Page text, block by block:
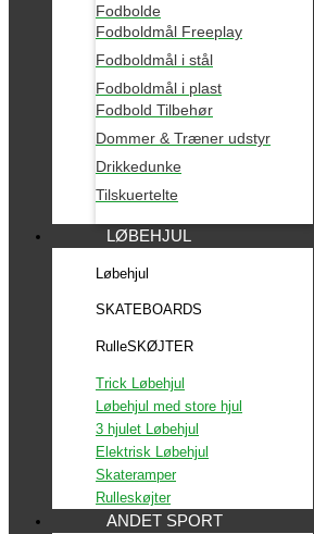
Fodbolde
Fodboldmål Freeplay
Fodboldmål i stål
Fodboldmål i plast
Fodbold Tilbehør
Dommer & Træner udstyr
Drikkedunke
Tilskuertelte
LØBEHJUL
Løbehjul
SKATEBOARDS
RulleSKØJTER
Trick Løbehjul
Løbehjul med store hjul
3 hjulet Løbehjul
Elektrisk Løbehjul
Skateramper
Rulleskøjter
ANDET SPORT